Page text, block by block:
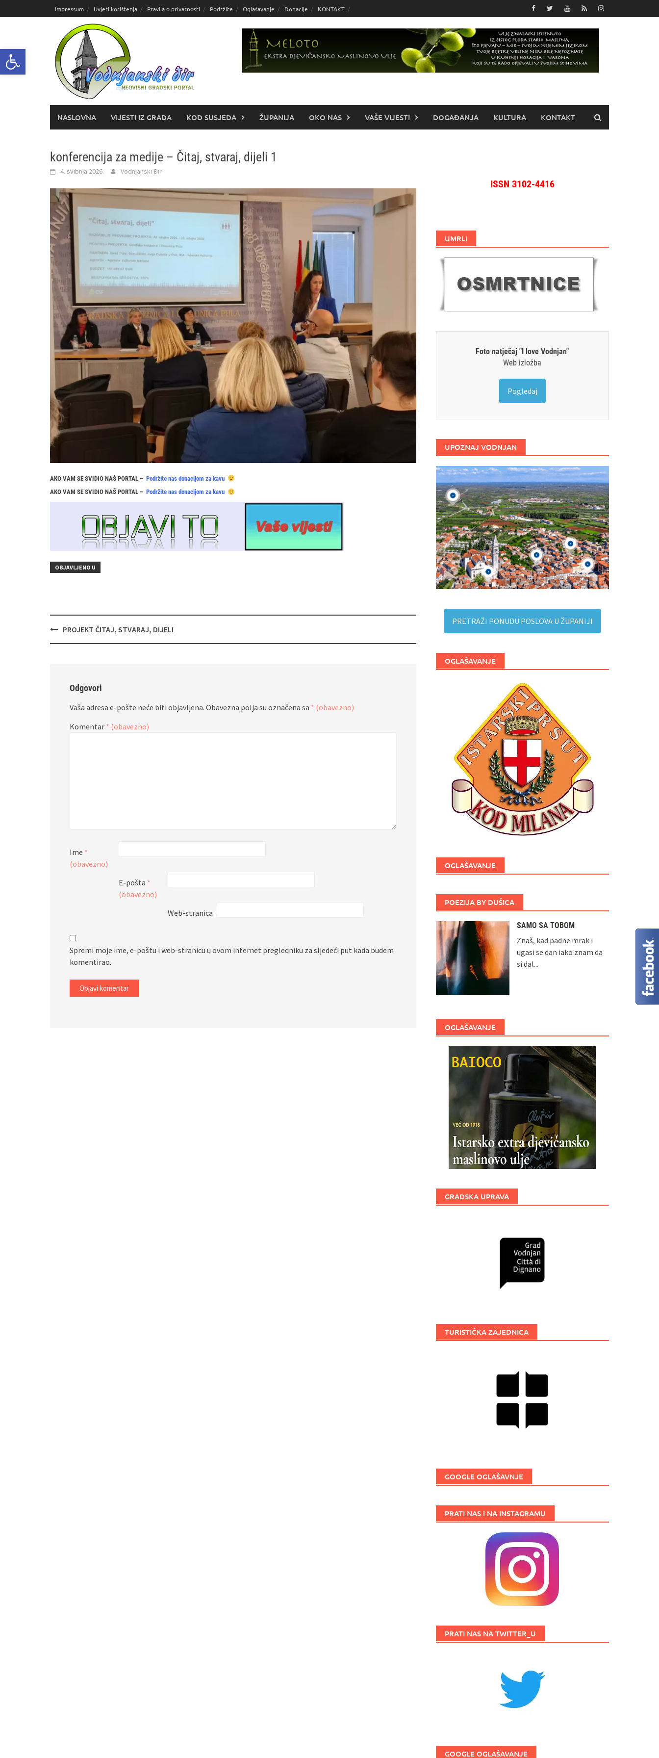
Open toolbar
do
Impressum Uvjeti korištenja Pravila o privatnosti Podržite Oglašavanje Donacije KONTAKT
NASLOVNA VIJESTI IZ GRADA KOD SUSJEDA ŽUPANIJA OKO NAS VAŠE VIJESTI DOGAĐANJA KULTURA KONTAKT
konferencija za medije – Čitaj, stvaraj, dijeli 1
4. svibnja 2026. Vodnjanski Đir
AKO VAM SE SVIDIO NAŠ PORTAL – Podržite nas donacijom za kavu
AKO VAM SE SVIDIO NAŠ PORTAL – Podržite nas donacijom za kavu
OBJAVLJENO U
Navigacija
PROJEKT ČITAJ, STVARAJ, DIJELI
Odgovori
Vaša adresa e-pošte neće biti objavljena. Obavezna polja su označena sa * (obavezno)
Komentar * (obavezno)
Ime *
(obavezno)
E-pošta *
(obavezno)
Web-stranica
Spremi moje ime, e-poštu i web-stranicu u ovom internet pregledniku za sljedeći put kada budem
komentirao.
ISSN 3102-4416
UMRLI
Foto natječaj "I love Vodnjan"
Web izložba
Pogledaj
UPOZNAJ VODNJAN
PRETRAŽI PONUDU POSLOVA U ŽUPANIJI
OGLAŠAVANJE
OGLAŠAVANJE
POEZIJA BY DUŠICA
SAMO SA TOBOM
Znaš, kad padne mrak i
ugasi se dan iako znam da
si dal...
OGLAŠAVANJE
GRADSKA UPRAVA
TURISTIČKA ZAJEDNICA
GOOGLE OGLAŠAVNJE
PRATI NAS I NA INSTAGRAMU
PRATI NAS NA TWITTER_U
GOOGLE OGLAŠAVANJE